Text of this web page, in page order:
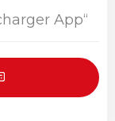
App“